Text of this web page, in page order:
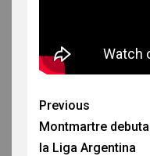
Previous
Montmartre
la Liga Argentina